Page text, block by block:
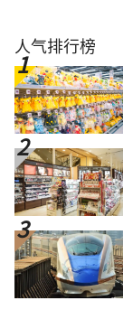
人气排行榜